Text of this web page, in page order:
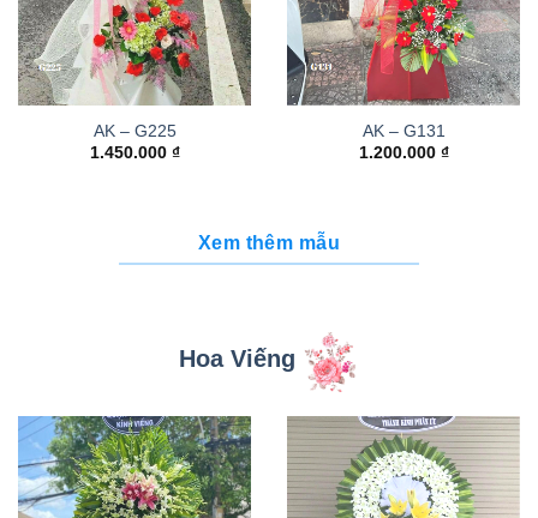
AK – G225
1.450.000 ₫
AK – G131
1.200.000 ₫
Xem thêm mẫu
Hoa Viếng